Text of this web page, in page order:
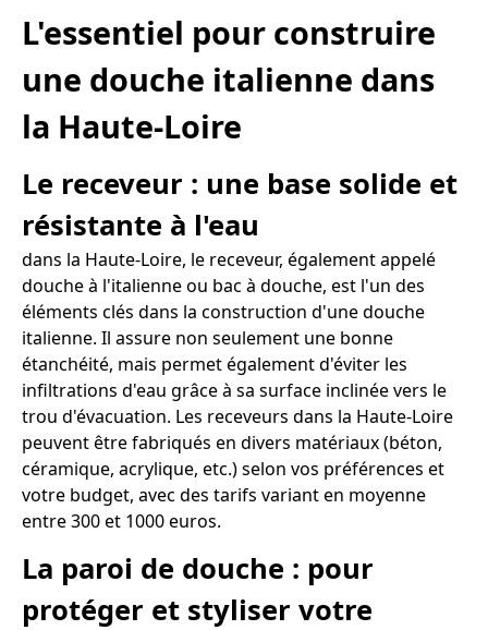
L'essentiel pour construire
une douche italienne dans
la Haute-Loire
Le receveur : une base solide et
résistante à l'eau
dans la Haute-Loire, le receveur, également appelé
douche à l'italienne ou bac à douche, est l'un des
éléments clés dans la construction d'une douche
italienne. Il assure non seulement une bonne
étanchéité, mais permet également d'éviter les
infiltrations d'eau grâce à sa surface inclinée vers le
trou d'évacuation. Les receveurs dans la Haute-Loire
peuvent être fabriqués en divers matériaux (béton,
céramique, acrylique, etc.) selon vos préférences et
votre budget, avec des tarifs variant en moyenne
entre 300 et 1000 euros.
La paroi de douche : pour
protéger et styliser votre